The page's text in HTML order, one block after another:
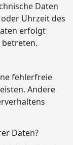
Daten
Uhrzeit des
erfolgt
betreten.
fehlerfreie
Andere
Daten?